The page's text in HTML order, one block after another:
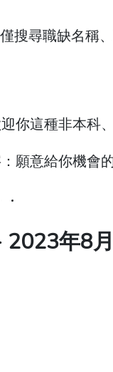
搜尋職缺名稱
你這種非本科
願意給你機會
2023年8